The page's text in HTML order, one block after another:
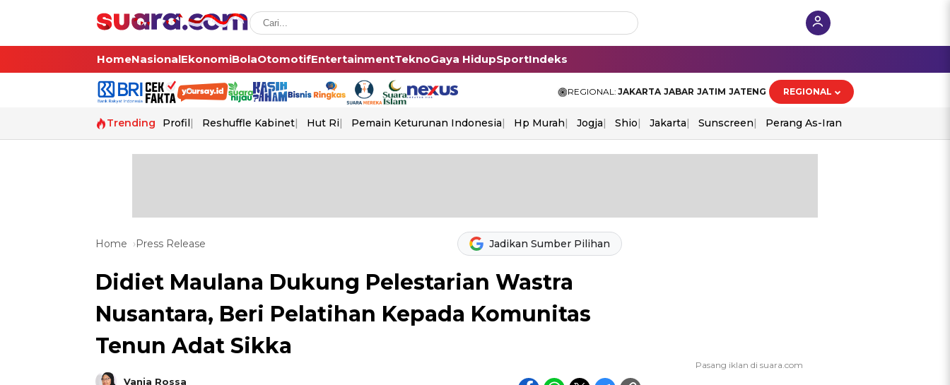
HomeNasionalEkonomiBolaOtomotifEntertainmentTeknoGaya HidupSportIndeks
REGIONAL: JAKARTA JABAR JATIM JATENG REGIONAL
Trending Profil Reshuffle Kabinet Hut Ri Pemain Keturunan Indonesia Hp Murah Jogja Shio Jakarta Sunscreen Perang As-Iran
Home Press Release Jadikan Sumber Pilihan
Didiet Maulana Dukung Pelestarian Wastra
Nusantara, Beri Pelatihan Kepada Komunitas
Tenun Adat Sikka
Vania Rossa